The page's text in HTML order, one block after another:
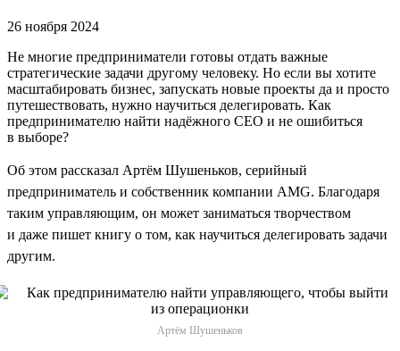
26 ноября 2024
Не многие предприниматели готовы отдать важные
стратегические задачи другому человеку. Но если вы хотите
масштабировать бизнес, запускать новые проекты да и просто
путешествовать, нужно научиться делегировать. Как
предпринимателю найти надёжного CEO и не ошибиться
в выборе?
Об этом рассказал Артём Шушеньков, серийный
предприниматель и собственник компании AMG. Благодаря
таким управляющим, он может заниматься творчеством
и даже пишет книгу о том, как научиться делегировать задачи
другим.
Артём Шушеньков